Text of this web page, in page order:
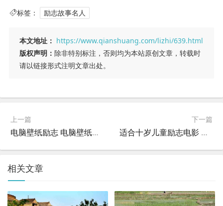
标签： 励志故事名人
本文地址： https://www.qianshuang.com/lizhi/639.html
版权声明： 除非特别标注，否则均为本站原创文章，转载时
请以链接形式注明文章出处。
上一篇
电脑壁纸励志 电脑壁纸励志文字图片？
下一篇
适合十岁儿童励志电影 十岁励志电影排行榜前十名？
相关文章